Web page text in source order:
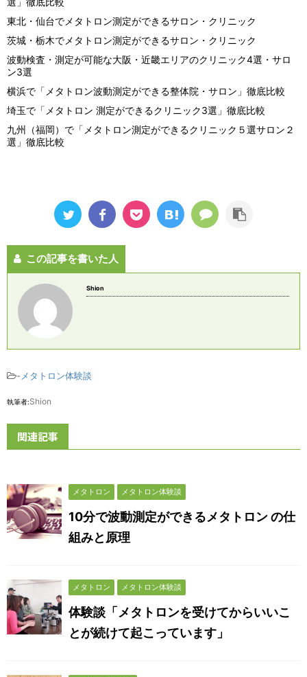
東北・仙台でメタトロン測定ができるサロン・クリニック
茨城・栃木でメタトロン測定ができるサロン・クリニック
波動検査・測定が可能な大阪・近畿エリアのクリニック4選・サロ
ン3選
横浜で「メタトロン波動測定ができる整体院・サロン」徹底比較
埼玉で「メタトロン 測定ができるクリニック3選」徹底比較
九州（福岡）で「メタトロン測定ができるクリニック５選サロン２
選」徹底比較
この記事を書いた人
Shion
-メタトロン体験談
執筆者:Shion
関連記事
メタトロン メタトロン体験談
10分で波動測定ができるメタトロン の仕
組みと原理
メタトロン メタトロン体験談
体験談「メタトロンを受けてからいいこ
とが続けて起こっています」